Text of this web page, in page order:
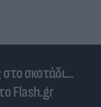
στο σκοτάδι...
Flash.gr